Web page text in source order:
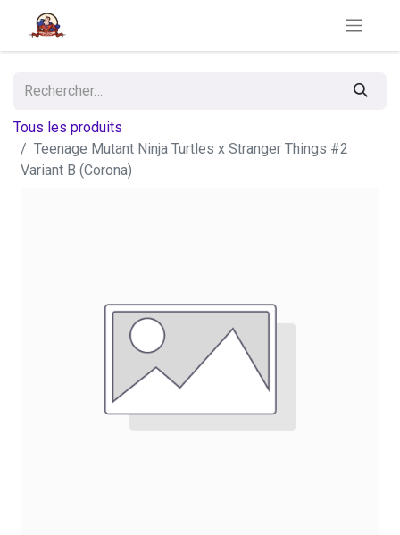
Tous les produits
Teenage Mutant Ninja Turtles x Stranger Things #2
Variant B (Corona)